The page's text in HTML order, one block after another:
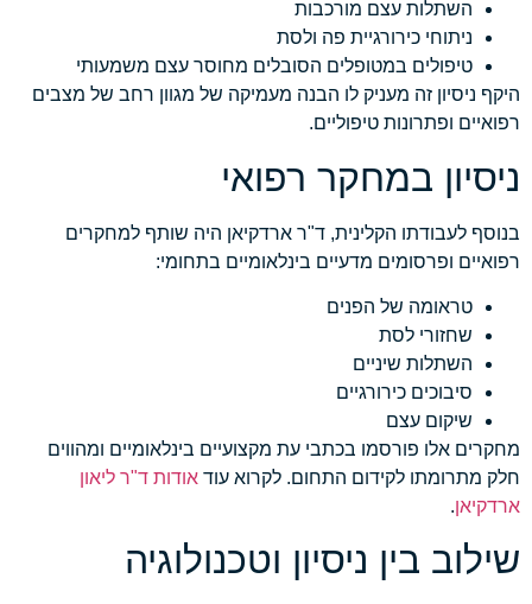
השתלות עצם מורכבות
ניתוחי כירורגיית פה ולסת
טיפולים במטופלים הסובלים מחוסר עצם משמעותי
היקף ניסיון זה מעניק לו הבנה מעמיקה של מגוון רחב של מצבים
רפואיים ופתרונות טיפוליים.
ניסיון במחקר רפואי
בנוסף לעבודתו הקלינית, ד"ר ארדקיאן היה שותף למחקרים
רפואיים ופרסומים מדעיים בינלאומיים בתחומי:
טראומה של הפנים
שחזורי לסת
השתלות שיניים
סיבוכים כירורגיים
שיקום עצם
מחקרים אלו פורסמו בכתבי עת מקצועיים בינלאומיים ומהווים
חלק מתרומתו לקידום התחום. לקרוא עוד אודות ד"ר ליאון
ארדקיאן.
שילוב בין ניסיון וטכנולוגיה